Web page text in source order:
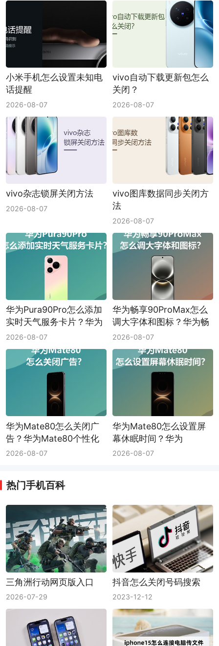
小米手机怎么设置未知电
话提醒
2026-08-07
vivo自动下载更新包怎么
关闭？
2026-08-07
vivo杂志锁屏关闭方法
2026-08-07
vivo图库数据同步关闭方
法
2026-08-07
华为Pura90Pro怎么添加
实时天气服务卡片？华为
Pura90Pro实时天气服务
卡片添加方法
2026-08-07
华为畅享90ProMax怎么
调大字体和图标？华为畅
享90ProMax字体和图标
调大方法
2026-08-07
华为Mate80怎么关闭广
告？华为Mate80个性化
广告限制方法
2026-08-07
华为Mate80怎么设置屏
幕休眠时间？华为
Mate80屏幕休眠时间设
2026-08-07
热门手机百科
三角洲行动网页版入口
2026-07-29
抖音怎么关闭号码搜索
2023-12-12